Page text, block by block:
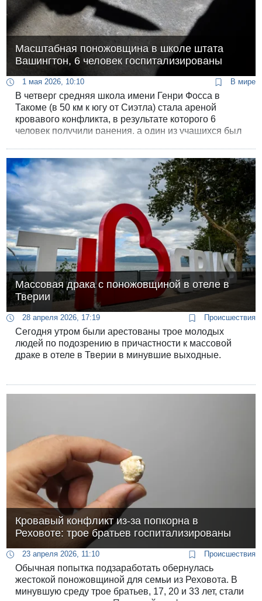
Масштабная поножовщина в школе штата
Вашингтон, 6 человек госпитализированы
1 мая 2026, 10:10 В мире
В четверг средняя школа имени Генри Фосса в
Такоме (в 50 км к югу от Сиэтла) стала ареной
кровавого конфликта, в результате которого 6
человек получили ранения, а один из учащихся был
Массовая драка с поножовщиной в отеле в
Тверии
28 апреля 2026, 17:19 Происшествия
Сегодня утром были арестованы трое молодых
людей по подозрению в причастности к массовой
драке в отеле в Тверии в минувшие выходные.
Кровавый конфликт из-за попкорна в
Реховоте: трое братьев госпитализированы
23 апреля 2026, 11:10 Происшествия
Обычная попытка подзаработать обернулась
жестокой поножовщиной для семьи из Реховота. В
минувшую среду трое братьев, 17, 20 и 33 лет, стали